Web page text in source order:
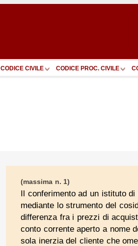
CODICE CIVILE CODICE PROC. CIVILE
(massima n. 1)
Il conferimento ad un istituto
mediante lo strumento del
differenza fra i prezzi di
conto corrente aperto a nome
sola inerzia del cliente che